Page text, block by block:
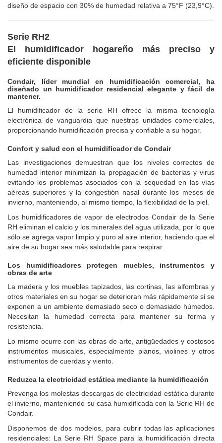
diseño de espacio con 30% de humedad relativa a 75°F (23,9°C).
Serie RH2
El humidificador hogareño más preciso y
eficiente disponible
Condair, líder mundial en humidificación comercial, ha
diseñado un humidificador residencial elegante y fácil de
mantener.
El humidificador de la serie RH ofrece la misma tecnología
electrónica de vanguardia que nuestras unidades comerciales,
proporcionando humidificación precisa y confiable a su hogar.
Confort y salud con el humidificador de Condair
Las investigaciones demuestran que los niveles correctos de
humedad interior minimizan la propagación de bacterias y virus
evitando los problemas asociados con la sequedad en las vías
aéreas superiores y la congestión nasal durante los meses de
invierno, manteniendo, al mismo tiempo, la flexibilidad de la piel.
Los humidificadores de vapor de electrodos Condair de la Serie
RH eliminan el calcio y los minerales del agua utilizada, por lo que
sólo se agrega vapor limpio y puro al aire interior, haciendo que el
aire de su hogar sea más saludable para respirar.
Los humidificadores protegen muebles, instrumentos y
obras de arte
La madera y los muebles tapizados, las cortinas, las alfombras y
otros materiales en su hogar se deterioran más rápidamente si se
exponen a un ambiente demasiado seco o demasiado húmedos.
Necesitan la humedad correcta para mantener su forma y
resistencia.
Lo mismo ocurre con las obras de arte, antigüedades y costosos
instrumentos musicales, especialmente pianos, violines y otros
instrumentos de cuerdas y viento.
Reduzca la electricidad estática mediante la humidificación
Prevenga los molestas descargas de electricidad estática durante
el invierno, manteniendo su casa humidificada con la Serie RH de
Condair.
Disponemos de dos modelos, para cubrir todas las aplicaciones
residenciales: La Serie RH Space para la humidificación directa